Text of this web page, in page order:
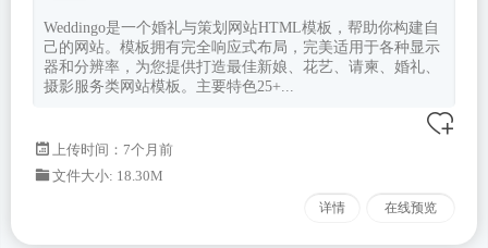
Weddingo是一个婚礼与策划网站HTML模板，帮助你构建自
己的网站。模板拥有完全响应式布局，完美适用于各种显示
器和分辨率，为您提供打造最佳新娘、花艺、请柬、婚礼、
摄影服务类网站模板。主要特色25+...
上传时间：7个月前
文件大小: 18.30M
详情 在线预览